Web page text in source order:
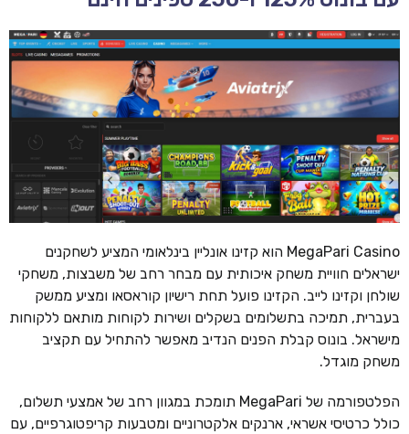
MegaPari Casino הוא קזינו אונליין בינלאומי המציע לשחקנים
ישראלים חוויית משחק איכותית עם מבחר רחב של משבצות, משחקי
שולחן וקזינו לייב. הקזינו פועל תחת רישיון קוראסאו ומציע ממשק
בעברית, תמיכה בתשלומים בשקלים ושירות לקוחות מותאם ללקוחות
מישראל. בונוס קבלת הפנים הנדיב מאפשר להתחיל עם תקציב
משחק מוגדל.
הפלטפורמה של MegaPari תומכת במגוון רחב של אמצעי תשלום,
כולל כרטיסי אשראי, ארנקים אלקטרוניים ומטבעות קריפטוגרפיים, עם